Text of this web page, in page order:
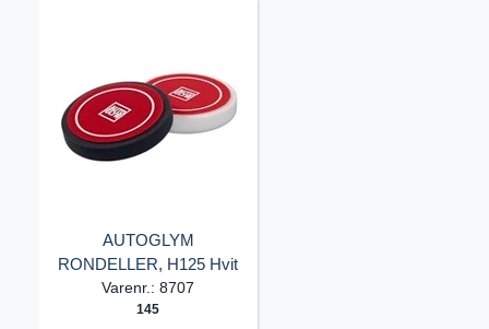
AUTOGLYM
RONDELLER, H125 Hvit
Varenr.: 8707
145